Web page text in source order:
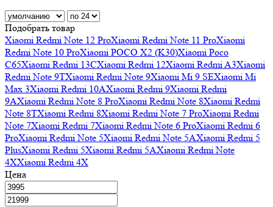
Подобрать товар
Xiaomi Redmi Note 12 ProXiaomi Redmi Note 11 ProXiaomi
Redmi Note 10 ProXiaomi POCO X2 (K30)Xiaomi Poco
C65Xiaomi Redmi 13CXiaomi Redmi 12Xiaomi Redmi A3Xiaomi
Redmi Note 9TXiaomi Redmi Note 9Xiaomi Mi 9 SEXiaomi Mi
Max 3Xiaomi Redmi 10AXiaomi Redmi 9Xiaomi Redmi
9AXiaomi Redmi Note 8 ProXiaomi Redmi Note 8Xiaomi Redmi
Note 8TXiaomi Redmi 8Xiaomi Redmi Note 7 ProXiaomi Redmi
Note 7Xiaomi Redmi 7Xiaomi Redmi Note 6 ProXiaomi Redmi 6
ProXiaomi Redmi Note 5Xiaomi Redmi Note 5AXiaomi Redmi 5
PlusXiaomi Redmi 5Xiaomi Redmi 5AXiaomi Redmi Note
4XXiaomi Redmi 4X
Цена